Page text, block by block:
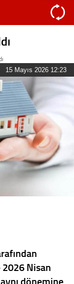
15 Mayıs 2026 12:23
Nisan
dönemine